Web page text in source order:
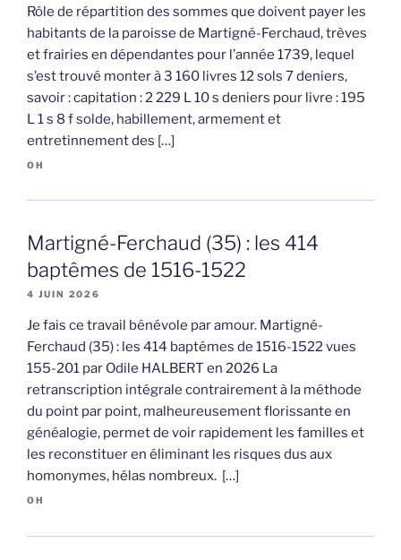
Rôle de répartition des sommes que doivent payer les
habitants de la paroisse de Martigné-Ferchaud, trèves
et frairies en dépendantes pour l’année 1739, lequel
s’est trouvé monter à 3 160 livres 12 sols 7 deniers,
savoir : capitation : 2 229 L 10 s deniers pour livre : 195
L 1 s 8 f solde, habillement, armement et
entretinnement des […]
OH
Martigné-Ferchaud (35) : les 414
baptêmes de 1516-1522
4 JUIN 2026
Je fais ce travail bénévole par amour. Martigné-
Ferchaud (35) : les 414 baptêmes de 1516-1522 vues
155-201 par Odile HALBERT en 2026 La
retranscription intégrale contrairement à la méthode
du point par point, malheureusement florissante en
généalogie, permet de voir rapidement les familles et
les reconstituer en éliminant les risques dus aux
homonymes, hélas nombreux. […]
OH